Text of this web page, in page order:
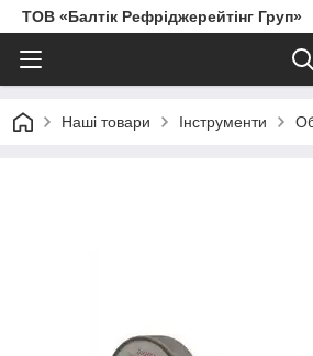
ТОВ «Балтік Рефріджерейтінг Груп»
Наші товари Інструменти